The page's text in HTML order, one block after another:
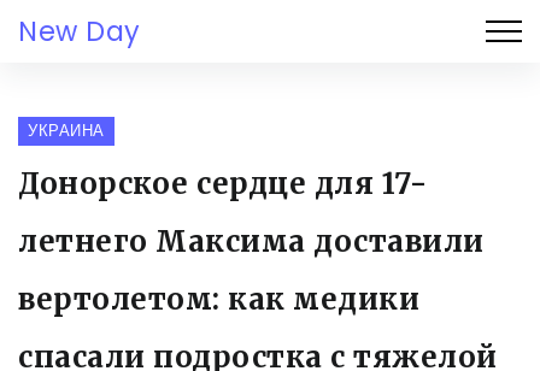
New Day
УКРАИНА
Донорское сердце для 17-
летнего Максима доставили
вертолетом: как медики
спасали подростка с тяжелой